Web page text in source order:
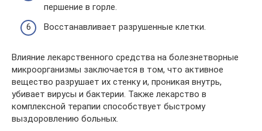
першение в горле.
Восстанавливает разрушенные клетки.
Влияние лекарственного средства на болезнетворные
микроорганизмы заключается в том, что активное
вещество разрушает их стенку и, проникая внутрь,
убивает вирусы и бактерии. Также лекарство в
комплексной терапии способствует быстрому
выздоровлению больных.